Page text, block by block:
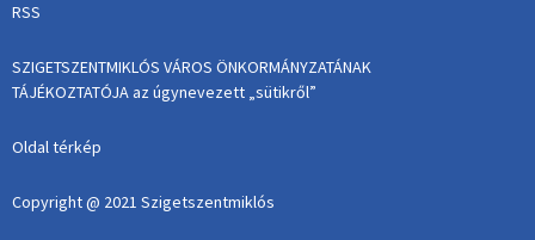
RSS
SZIGETSZENTMIKLÓS VÁROS ÖNKORMÁNYZATÁNAK
TÁJÉKOZTATÓJA az úgynevezett „sütikről”
Oldal térkép
Copyright @ 2021 Szigetszentmiklós